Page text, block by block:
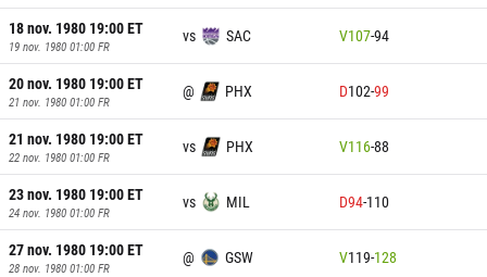
18 nov. 1980 19:00ET
19 nov. 1980 01:00 FR
vs SAC V107-94
20 nov. 1980 19:00ET
21 nov. 1980 01:00 FR
@ PHX D102-99
21 nov. 1980 19:00ET
22 nov. 1980 01:00 FR
vs PHX V116-88
23 nov. 1980 19:00ET
24 nov. 1980 01:00 FR
vs MIL D94-110
27 nov. 1980 19:00ET
28 nov. 1980 01:00 FR
@ GSW V119-128